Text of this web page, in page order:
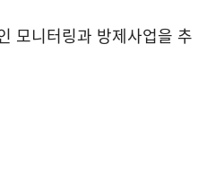
모니터링과 방제사업을 추